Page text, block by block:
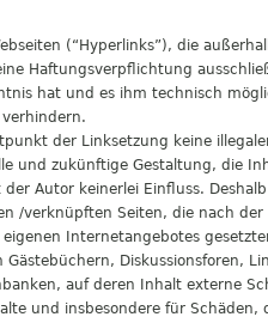
(“Hyperlinks”), die
Haftungsverpflichtung
hat und es ihm technisch
der Linksetzung keine
und zukünftige Gestaltung, die
Autor keinerlei Einfluss.
/verknüpften Seiten, die nach
Internetangebotes
Diskussionsforen,
auf deren Inhalt externe
und insbesondere für Schäden,